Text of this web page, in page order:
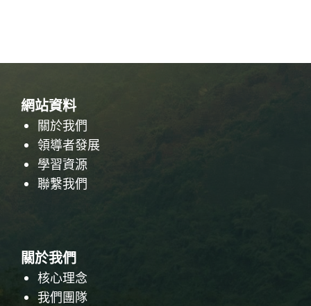
網站資料
關於我們
領導者發展
學習資源
聯繫我們
關於我們
核心理念
我們團隊